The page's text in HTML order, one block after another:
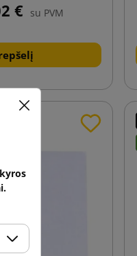
€ su PVM